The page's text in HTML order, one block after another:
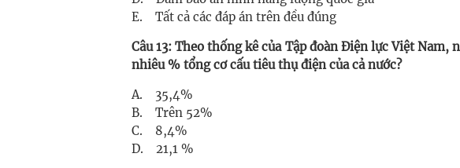
E. Tất cả các đáp án trên đều đúng
Câu 13: Theo thống kê của Tập đoàn Điện lực Việt
nhiêu % tổng cơ cấu tiêu thụ điện của cả nước?
A. 35,4%
B. Trên 52%
C. 8,4%
D. 21,1 %